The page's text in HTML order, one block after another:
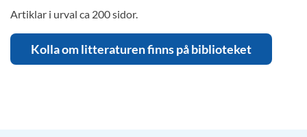
Artiklar i urval ca 200 sidor.
Kolla om litteraturen finns på biblioteket